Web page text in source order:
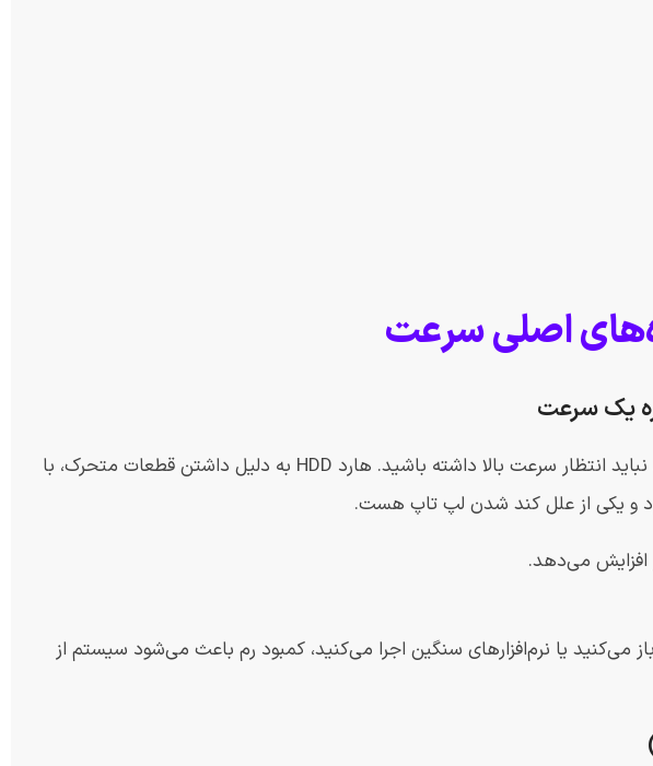
اصلی سرعت
اگر لپ‌تاپ شما هنوز از هارد مکانیکی (HDD) استفاده می‌کند، نباید انتظار سرعت بالا داشته باشید. هارد HDD به دلیل داشتن قطعات متحرک، با
و یکی از علل کند شدن لپ تاپ هست.
می‌کنید یا نرم‌افزارهای سنگین اجرا می‌کنید، کمبود رم باعث می‌شود سیستم از